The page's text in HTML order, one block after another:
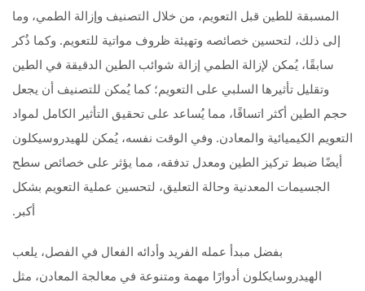
المسبقة للطين قبل التعويم، من خلال التصنيف وإزالة الطمي، وما
إلى ذلك، لتحسين خصائصه وتهيئة ظروف مواتية للتعويم. وكما ذُكر
سابقًا، يُمكن لإزالة الطمي إزالة شوائب الطين الدقيقة في الطين
وتقليل تأثيرها السلبي على التعويم؛ كما يُمكن للتصنيف أن يجعل
حجم الطين أكثر اتساقًا، مما يُساعد على تحقيق التأثير الكامل لمواد
التعويم الكيميائية والمعادن. وفي الوقت نفسه، يُمكن للهيدروسيكلون
أيضًا ضبط تركيز الطين ومعدل تدفقه، مما يؤثر على خصائص سطح
الجسيمات المعدنية وحالة التعليق، لتحسين عملية التعويم بشكل
أكبر.
بفضل مبدأ عمله الفريد وأدائه الفعال في الفصل، يلعب
الهيدروسايكلون أدوارًا مهمة ومتنوعة في معالجة المعادن، مثل